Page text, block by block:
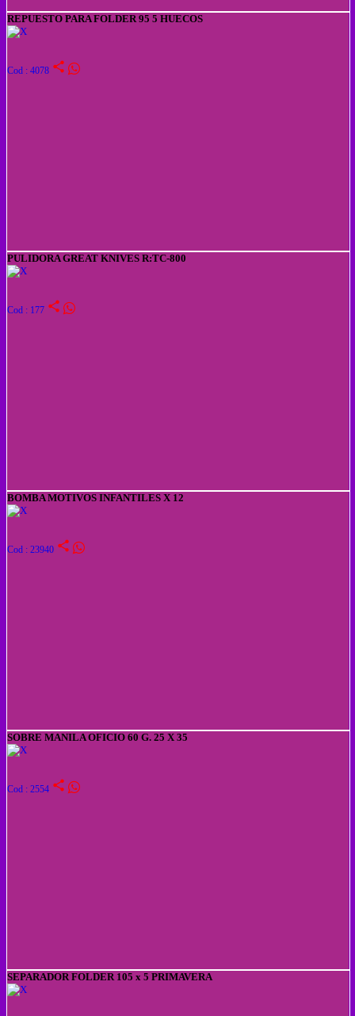
REPUESTO PARA FOLDER 95 5 HUECOS
Cod : 4078 share
PULIDORA GREAT KNIVES R:TC-800
Cod : 177 share
BOMBA MOTIVOS INFANTILES X 12
Cod : 23940 share
SOBRE MANILA OFICIO 60 G. 25 X 35
Cod : 2554 share
SEPARADOR FOLDER 105 x 5 PRIMAVERA